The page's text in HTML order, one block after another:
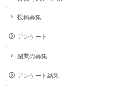
投稿募集
アンケート
副業の募集
アンケート結果